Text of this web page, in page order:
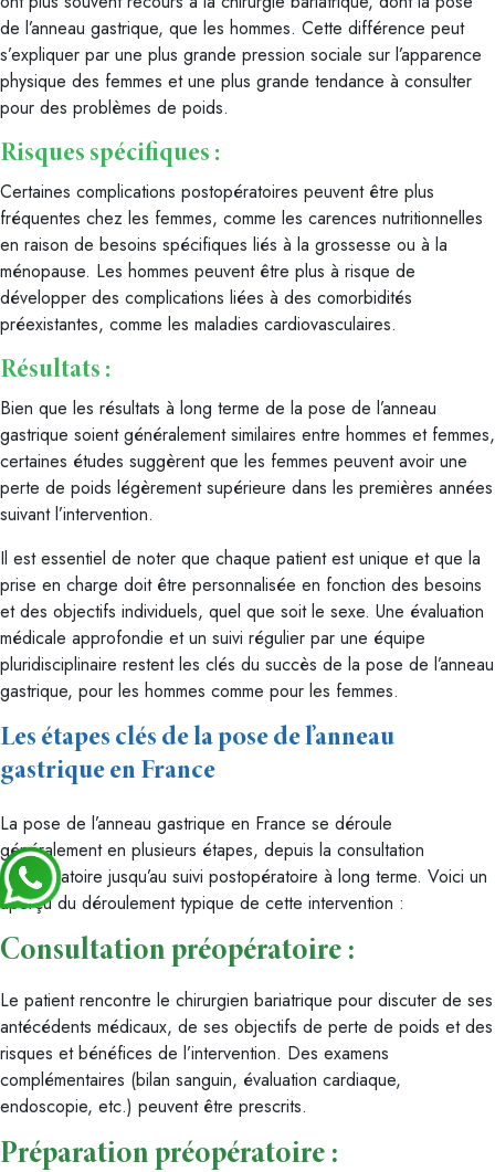
de l’anneau gastrique, que les hommes. Cette différence peut
s’expliquer par une plus grande pression sociale sur l’apparence
physique des femmes et une plus grande tendance à consulter
pour des problèmes de poids.
Risques spécifiques :
Certaines complications postopératoires peuvent être plus
fréquentes chez les femmes, comme les carences nutritionnelles
en raison de besoins spécifiques liés à la grossesse ou à la
ménopause. Les hommes peuvent être plus à risque de
développer des complications liées à des comorbidités
préexistantes, comme les maladies cardiovasculaires.
Résultats :
Bien que les résultats à long terme de la pose de l’anneau
gastrique soient généralement similaires entre hommes et femmes,
certaines études suggèrent que les femmes peuvent avoir une
perte de poids légèrement supérieure dans les premières années
suivant l’intervention.
Il est essentiel de noter que chaque patient est unique et que la
prise en charge doit être personnalisée en fonction des besoins
et des objectifs individuels, quel que soit le sexe. Une évaluation
médicale approfondie et un suivi régulier par une équipe
pluridisciplinaire restent les clés du succès de la pose de l’anneau
gastrique, pour les hommes comme pour les femmes.
Les étapes clés de la pose de l’anneau
gastrique en France
La pose de l’anneau gastrique en France se déroule
généralement en plusieurs étapes, depuis la consultation
préopératoire jusqu’au suivi postopératoire à long terme. Voici un
aperçu du déroulement typique de cette intervention :
Consultation préopératoire :
Le patient rencontre le chirurgien bariatrique pour discuter de ses
antécédents médicaux, de ses objectifs de perte de poids et des
risques et bénéfices de l’intervention. Des examens
complémentaires (bilan sanguin, évaluation cardiaque,
endoscopie, etc.) peuvent être prescrits.
Préparation préopératoire :